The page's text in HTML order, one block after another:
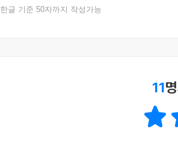
한글 기준 50자까지 작성가능
11